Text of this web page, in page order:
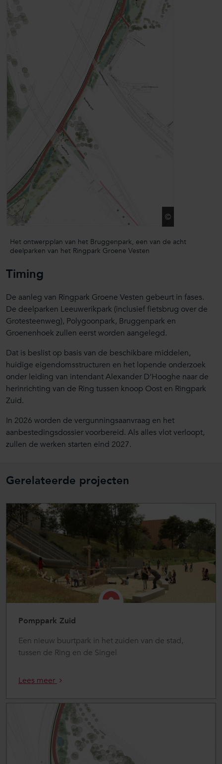
Het ontwerpplan van het Bruggenpark, een van de acht
deelparken van het Ringpark Groene Vesten
Timing
De aanleg van Ringpark Groene Vesten gebeurt in fases.
De deelparken Leeuwerikpark (inclusief fietsbrug over de
Grotesteenweg), Polygoonpark, Bruggenpark en
Groenenhoek zullen eerst worden aangelegd.
Dat is beslist op basis van de beschikbare middelen,
huidige eigendomsstructuren en het lopende onderzoek
onder leiding van intendant Alexander D’Hooghe naar de
herinrichting van de Ring tussen knoop Oost en Ringpark
Zuid.
In 2026 worden de vergunningsaanvraag en het
aanbestedingsdossier voorbereid. Als alles vlot verloopt,
zullen de werken starten eind 2027.
Gerelateerde projecten
Pomppark Zuid
Een nieuw buurtpark in het zuiden van de stad,
tussen de Ring en de Singel
Lees meer